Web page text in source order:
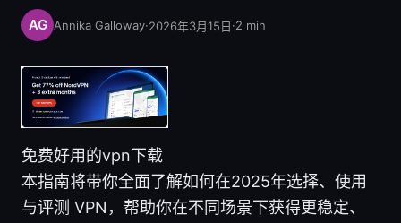
Annika Galloway·2026年3月15日·2 min
免费好用的vpn下载
本指南将带你全面了解如何在2025年选择、使用
与评测 VPN，帮助你在不同场景下获得更稳定、